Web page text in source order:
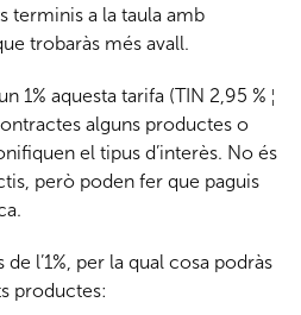
terminis a la taula amb
trobaràs més avall.
1% aquesta tarifa (TIN 2,95 % ¦
alguns productes o
el tipus d’interès. No és
però poden fer que paguis
l’1%, per la qual cosa podràs
productes: